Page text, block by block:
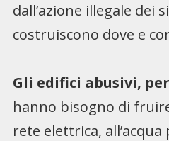
dall’azione illegale dei
costruiscono dove e
Gli edifici abusivi,
hanno bisogno di
rete elettrica,